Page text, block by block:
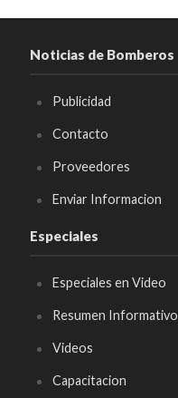
Noticias de Bomberos
Publicidad
Contacto
Proveedores
Enviar Informacion
Especiales
Especiales en Video
Resumen Informativo
Videos
Capacitacion